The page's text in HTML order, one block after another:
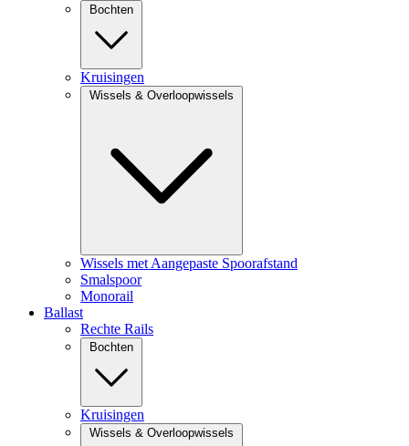
Bochten
Kruisingen
Wissels & Overloopwissels
Wissels met Aangepaste Spoorafstand
Smalspoor
Monorail
Ballast
Rechte Rails
Bochten
Kruisingen
Wissels & Overloopwissels